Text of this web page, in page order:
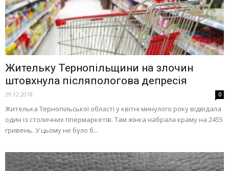
Жительку Тернопільщини на злочин
штовхнула післяпологова депресія
29.12.2018 0
Жителька Тернопільської області у квітні минулого року відвідала
один із столичних гіпермаркетів. Там жінка набрала краму на 2455
гривень. У цьому не було б...